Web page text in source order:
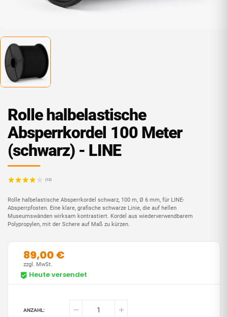
Rolle halbelastische
Absperrkordel 100 Meter
(schwarz) - LINE
(13)
Rolle halbelastische Absperrkordel schwarz, 100 m, Ø 6 mm, für LINE-
Absperrpfosten. Eine klare, grafische schwarze Linie, die auf hellen
Museumswänden wirksam kontrastiert. Kordel aus wiederverwendbarem
Polypropylen, mit der Schere auf Maß zu kürzen.
89,00 €
Heute versendet
zzgl. MwSt.
ANZAHL: